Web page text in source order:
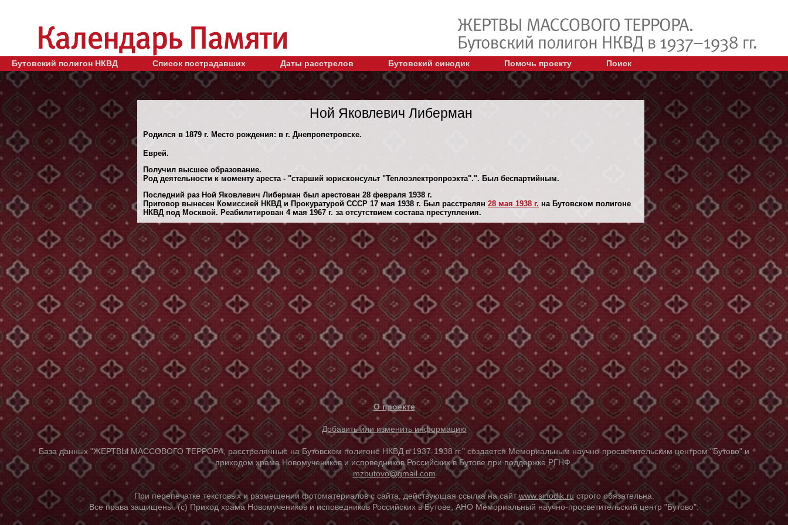
Бутовский полигон НКВД Список пострадавших Даты расстрелов Бутовский синодик Помочь проекту Поиск
Ной Яковлевич Либерман
Родился в 1879 г. Место рождения: в г. Днепропетровске.
Еврей.
Получил высшее образование.
Род деятельности к моменту ареста - "старший юрисконсульт "Теплоэлектропроэкта".". Был беспартийным.
Последний раз Ной Яковлевич Либерман был арестован 28 февраля 1938 г.
Приговор вынесен Комиссией НКВД и Прокуратурой СССР 17 мая 1938 г. Был расстрелян 28 мая 1938 г. на Бутовском полигоне
НКВД под Москвой. Реабилитирован 4 мая 1967 г. за отсутствием состава преступления.
О проекте
Добавить или изменить информацию
База данных "ЖЕРТВЫ МАССОВОГО ТЕРРОРА, расстрелянные на Бутовском полигоне НКВД в 1937-1938 гг." создается Мемориальным научно-просветительским центром "Бутово" и
приходом храма Новомучеников и исповедников Российских в Бутове при поддержке РГНФ.
mzbutovo@gmail.com
При перепечатке текстовых и размещении фотоматериалов с сайта, действующая ссылка на сайтwww.sinodik.ru строго обязательна.
Все права защищены. (с) Приход храма Новомучеников и исповедников Российских в Бутове, АНО Мемориальный научно-просветительский центр "Бутово".